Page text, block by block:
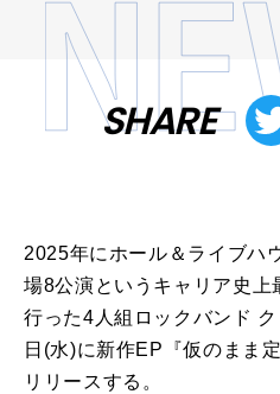
SHARE
2025年にホール＆ライブハ
場8公演というキャリア史上
行った4人組ロックバンド
日(水)に新作EP『仮のまま
リリースする。